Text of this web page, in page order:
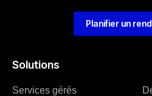
Solutions
Services gérés
Planifier un